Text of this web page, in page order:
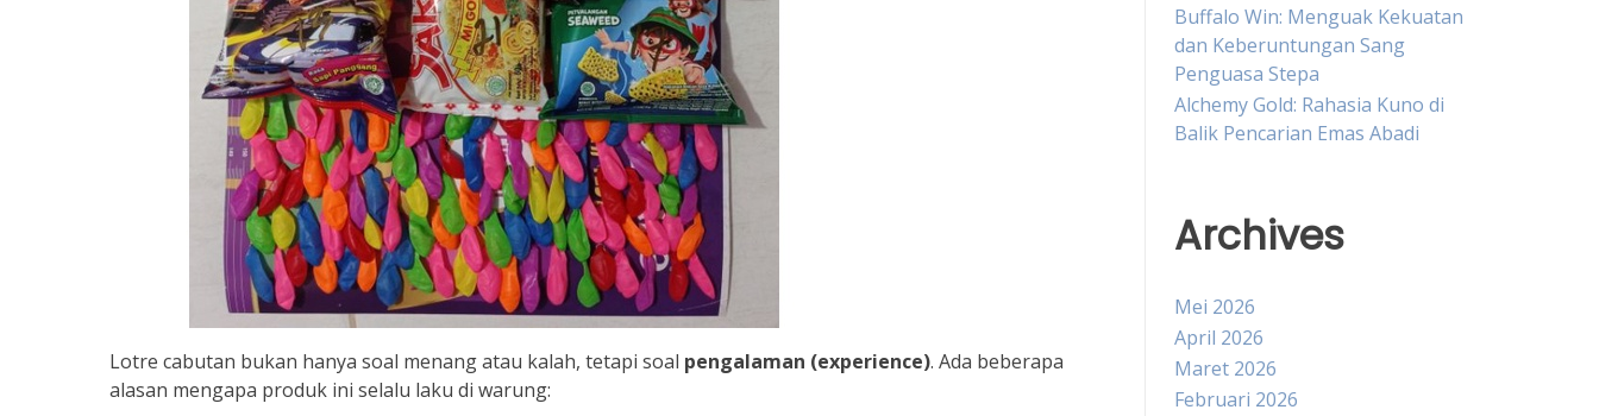
Lotre cabutan bukan hanya soal menang atau kalah, tetapi soal pengalaman (experience). Ada beberapa
alasan mengapa produk ini selalu laku di warung:
Buffalo Win: Menguak Kekuatan
dan Keberuntungan Sang
Penguasa Stepa
Alchemy Gold: Rahasia Kuno di
Balik Pencarian Emas Abadi
Archives
Mei 2026
April 2026
Maret 2026
Februari 2026